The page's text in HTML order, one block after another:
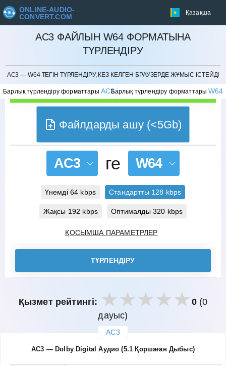
ONLINE-AUDIO-
CONVERT.COM
Қазақша
AC3 ФАЙЛЫН W64 ФОРМАТЫНА
ТҮРЛЕНДІРУ
AC3 — W64 ТЕГІН ТҮРЛЕНДІРУ, КЕЗ КЕЛГЕН БРАУЗЕРДЕ ЖҰМЫС ІСТЕЙДІ
Барлық түрлендіру форматтары AC3Барлық түрлендіру форматтарыW64
БОЛДЫРМАУ
Файлдарды ашу (<5Gb)
AC3 ге W64
Үнемді 64 kbps Стандартты 128 kbps
Жақсы 192 kbps Оптималды 320 kbps
ҚОСЫМША ПАРАМЕТРЛЕР
ТҮРЛЕНДІРУ
Қызмет рейтингі: 0(0
дауыс)
AC3
AC3 — Dolby Digital Аудио (5.1 Қоршаған Дыбыс)